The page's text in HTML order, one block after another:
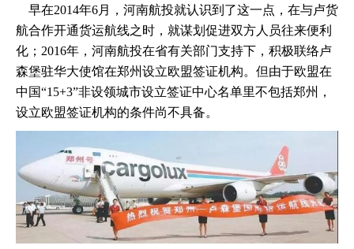
早在2014年6月，河南航投就认识到了这一点，在与卢货
航合作开通货运航线之时，就谋划促进双方人员往来便利
化；2016年，河南航投在省有关部门支持下，积极联络卢
森堡驻华大使馆在郑州设立欧盟签证机构。但由于欧盟在
中国“15+3”非设领城市设立签证中心名单里不包括郑州，
设立欧盟签证机构的条件尚不具备。